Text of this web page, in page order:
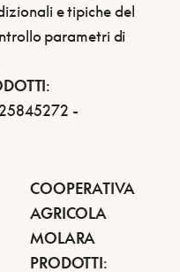
e tipiche del
parametri di
:
-
COOPERATIVA
AGRICOLA
MOLARA
PRODOTTI: